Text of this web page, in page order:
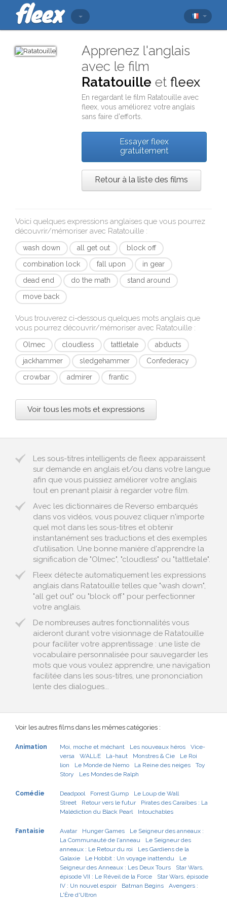
Apprenez l'anglais
avec le film
Ratatouille etfleex
En regardant le film Ratatouille avec
fleex , vous améliorez votre anglais
sans faire d'efforts.
Essayer fleex
gratuitement
Retour à la liste des films
Voici quelques expressions anglaises que vous pourrez
découvrir/mémoriser avec Ratatouille :
wash down all get out
block off
combination lock
fall upon
in gear
dead end
do the math
stand around
move back
Vous trouverez ci-dessous quelques mots anglais que
vous pourrez découvrir/mémoriser avec Ratatouille :
Olmec cloudless tattletale
abducts
jackhammer
sledgehammer
Confederacy
crowbar
admirer frantic
Voir tous les mots et expressions
Les sous-titres intelligents de fleex apparaissent
sur demande en anglais et/ou dans votre langue
afin que vous puissiez améliorer votre anglais
tout en prenant plaisir à regarder votre film.
Avec les dictionnaires de Reverso embarqués
dans vos vidéos, vous pouvez cliquer n'importe
quel mot dans les sous-titres et obtenir
instantanément ses traductions et des exemples
d'utilisation. Une bonne manière d'apprendre la
signification de "Olmec", "cloudless" ou "tattletale".
Fleex détecte automatiquement les expressions
anglais dans Ratatouille telles que "wash down",
"all get out" ou "block off" pour perfectionner
votre anglais.
De nombreuses autres fonctionnalités vous
aideront durant votre visionnage de Ratatouille
pour faciliter votre apprentissage : une liste de
vocabulaire personnalisée pour sauvegarder les
mots que vous voulez apprendre, une navigation
facilitée dans les sous-titres, une prononciation
lente des dialogues...
Voir les autres films dans les mêmes catégories :
Animation Moi, moche et méchant Les nouveaux héros
Vice-
versa
WALL·E Là-haut Monstres & Cie
Le Roi
lion
Le Monde de Nemo La Reine des neiges
Toy
Story
Les Mondes de Ralph
Comédie Deadpool Forrest Gump
Le Loup de Wall
Street
Retour vers le futur
Pirates des Caraïbes : La
Malédiction du Black Pearl
Intouchables
Fantaisie Avatar Hunger Games
Le Seigneur des anneaux :
La Communauté de l'anneau
Le Seigneur des
anneaux : Le Retour du roi
Les Gardiens de la
Galaxie
Le Hobbit : Un voyage inattendu
Le
Seigneur des Anneaux : Les Deux Tours
Star Wars,
épisode VII : Le Réveil de la Force
Star Wars, épisode
IV : Un nouvel espoir
Batman Begins
Avengers :
L'Ère d'Ultron